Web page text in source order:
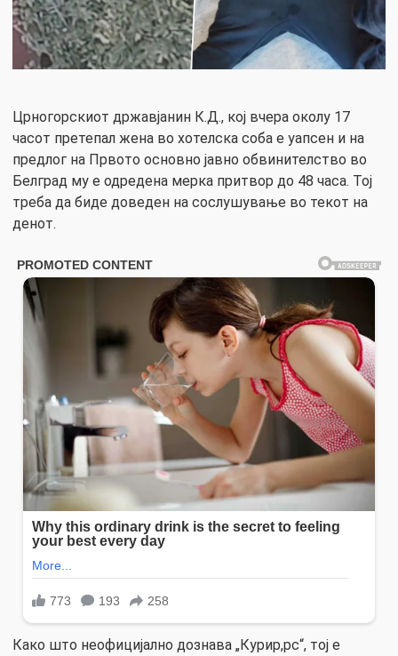
Црногорскиот државјанин К.Д., кој вчера околу 17
часот претепал жена во хотелска соба е уапсен и на
предлог на Првото основно јавно обвинителство во
Белград му е одредена мерка притвор до 48 часа. Тој
треба да биде доведен на сослушување во текот на
денот.
Како што неофицијално дознава „Курир,рс“, тој е